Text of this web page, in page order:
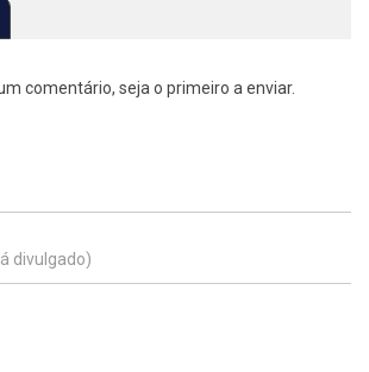
comentário, seja o primeiro a enviar.